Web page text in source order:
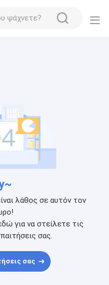
λάθος σε αυτόν τον
για να στείλετε τις
σας.
σας